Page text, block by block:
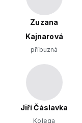
Zuzana
Kajnarová
příbuzná
Jiří Čáslavka
Kolega